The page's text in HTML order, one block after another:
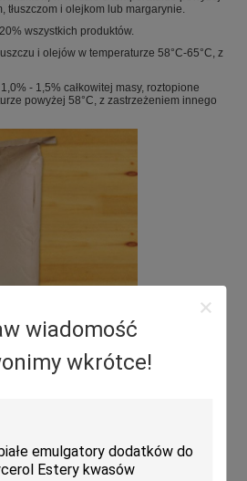
wiadomość
wkrótce!
tłuszczom i olejkom lub margarynie.
wszystkich produktów.
i olejów w temperaturze 58°C-65°C, z
- 1,5% całkowitej masy, roztopione
powyżej 58°C, z zastrzeżeniem innego
Protein drink.
mleczny.